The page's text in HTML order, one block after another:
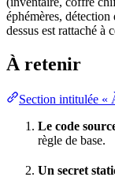
éphémères,
dessus est rattaché à
À retenir
Section intitulée «
Le code
règle de base.
Un secret